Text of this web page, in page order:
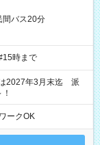
間バス20分
時まで
2027年3月末迄 派
ークOK